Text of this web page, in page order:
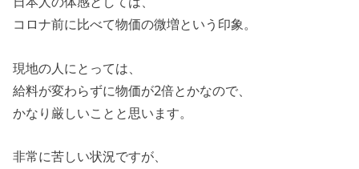
コロナ前に比べて物価の微増という印象。
現地の人にとっては、
給料が変わらずに物価が2倍とかなので、
かなり厳しいことと思います。
非常に苦しい状況ですが、